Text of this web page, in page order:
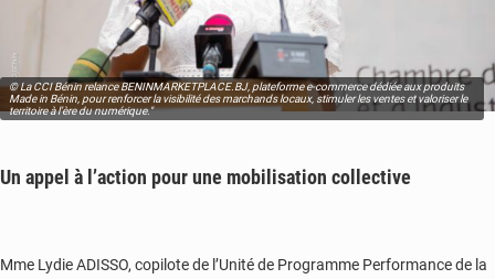
© La CCI Bénin relance BENINMARKETPLACE.BJ, plateforme e-commerce dédiée aux produits
Made in Bénin, pour renforcer la visibilité des marchands locaux, stimuler les ventes et valoriser le
territoire à l’ère du numérique."
Un appel à l’action pour une mobilisation collective
Mme Lydie ADISSO, copilote de l’Unité de Programme Performance de la